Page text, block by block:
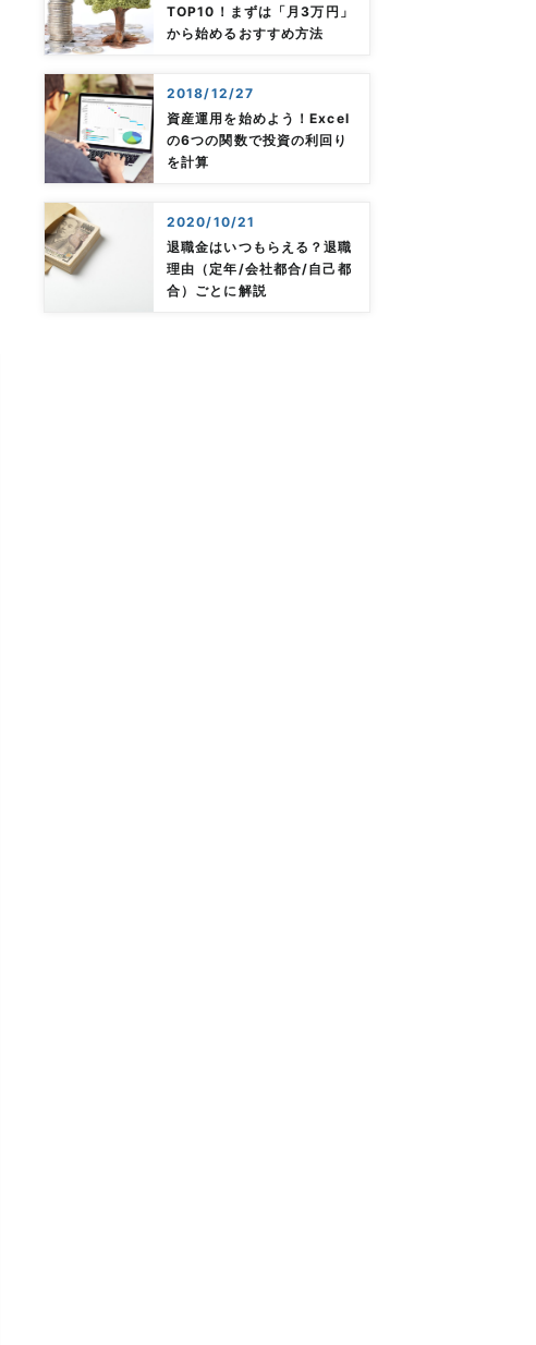
TOP10！まずは「月3万円」
から始めるおすすめ方法
2018/12/27
資産運用を始めよう！Excel
の6つの関数で投資の利回り
を計算
2020/10/21
退職金はいつもらえる？退職
理由（定年/会社都合/自己都
合）ごとに解説